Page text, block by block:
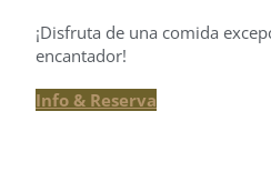
¡Disfruta de una comida
encantador!
Info & Reserva